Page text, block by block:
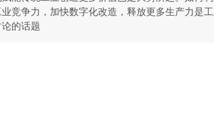
竞争力，加快数字化改造，释放更多生产力是
的话题